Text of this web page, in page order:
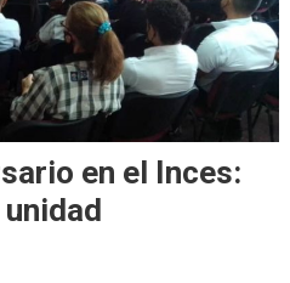
en el Inces:
unidad